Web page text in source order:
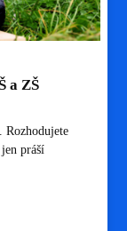
a ZŠ
Rozhodujete
práší